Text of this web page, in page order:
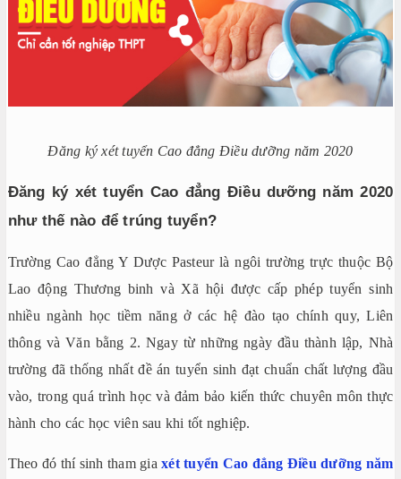
Đăng ký xét tuyển Cao đẳng Điều dưỡng năm 2020
Đăng ký xét tuyển Cao đẳng Điều dưỡng năm 2020
như thế nào để trúng tuyển?
Trường Cao đẳng Y Dược Pasteur là ngôi trường trực thuộc Bộ
Lao động Thương binh và Xã hội được cấp phép tuyển sinh
nhiều ngành học tiềm năng ở các hệ đào tạo chính quy, Liên
thông và Văn bằng 2. Ngay từ những ngày đầu thành lập, Nhà
trường đã thống nhất đề án tuyển sinh đạt chuẩn chất lượng đầu
vào, trong quá trình học và đảm bảo kiến thức chuyên môn thực
hành cho các học viên sau khi tốt nghiệp.
Theo đó thí sinh tham giaxét tuyển Cao đẳng Điều dưỡng năm